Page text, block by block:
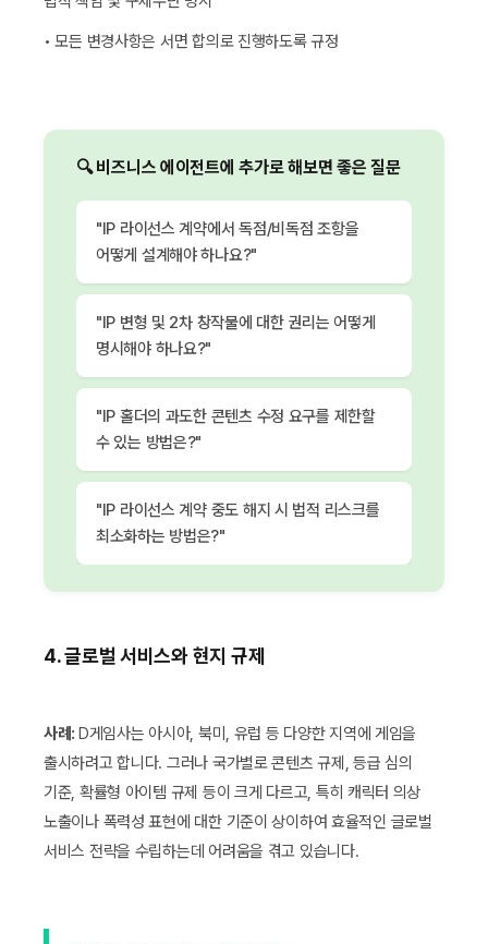
• 모든 변경사항은 서면 합의로 진행하도록 규정
🔍 비즈니스 에이전트에 추가로 해보면 좋은 질문
"IP 라이선스 계약에서 독점/비독점 조항을
어떻게 설계해야 하나요?"
"IP 변형 및 2차 창작물에 대한 권리는 어떻게
명시해야 하나요?"
"IP 홀더의 과도한 콘텐츠 수정 요구를 제한할
수 있는 방법은?"
"IP 라이선스 계약 중도 해지 시 법적 리스크를
최소화하는 방법은?"
4. 글로벌 서비스와 현지 규제
사례: D게임사는 아시아, 북미, 유럽 등 다양한 지역에 게임을
출시하려고 합니다. 그러나 국가별로 콘텐츠 규제, 등급 심의
기준, 확률형 아이템 규제 등이 크게 다르고, 특히 캐릭터 의상
노출이나 폭력성 표현에 대한 기준이 상이하여 효율적인 글로벌
서비스 전략을 수립하는데 어려움을 겪고 있습니다.